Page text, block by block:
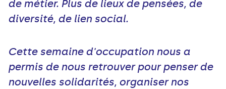
de métier. Plus de lieux de pensées, de
diversité, de lien social.
Cette semaine d'occupation nous a
permis de nous retrouver pour penser de
nouvelles solidarités, organiser nos